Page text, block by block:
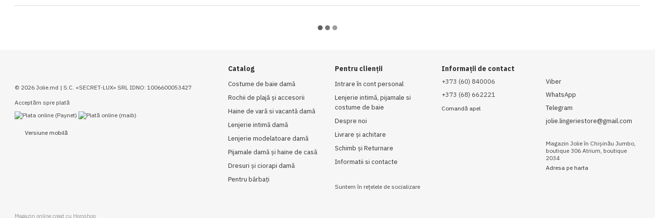
© 2026 Jolie.md | S.C. «SECRET-LUX» SRL IDNO: 1006600053427
Acceptăm spre plată
Versiune mobilă
Magazin online creat cu Horoshop
Catalog
Costume de baie damă
Rochii de plajă și accesorii
Haine de vară si vacantă damă
Lenjerie intimă damă
Lenjerie modelatoare damă
Pijamale damă și haine de casă
Dresuri și ciorapi damă
Рentru bărbați
Pentru clienții
Intrare în cont personal
Lenjerie intimă, pijamale si
costume de baie
Despre noi
Livrare și achitare
Schimb și Returnare
Informatii si contacte
Suntem în rețelele de socializare
Informații de contact
+373 (60) 840006
+373 (68) 662221
Comandă apel
Viber
WhatsApp
Telegram
jolie.lingeriestore@gmail.com
Magazin Jolie în Chișinău Jumbo,
boutique 306 Atrium, boutique
2034
Adresa pe harta